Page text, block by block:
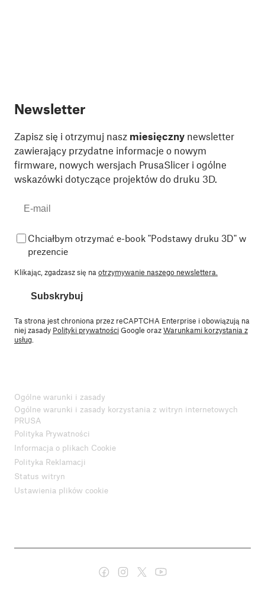
Newsletter
Zapisz się i otrzymuj nasz miesięczny newsletter
zawierający przydatne informacje o nowym
firmware, nowych wersjach PrusaSlicer i ogólne
wskazówki dotyczące projektów do druku 3D.
Chciałbym otrzymać e-book "Podstawy druku 3D" w
prezencie
Klikając, zgadzasz się naotrzymywanie naszego newslettera.
Subskrybuj
Ta strona jest chroniona przez reCAPTCHA Enterprise i obowiązują na
niej zasady Polityki prywatnościGoogle orazWarunkami korzystania z
usług.
Ogólne warunki i zasady
Ogólne warunki i zasady korzystania z witryn internetowych
PRUSA
Polityka Prywatności
Informacja o plikach Cookie
Polityka Reklamacji
Status witryn
Ustawienia plików cookie